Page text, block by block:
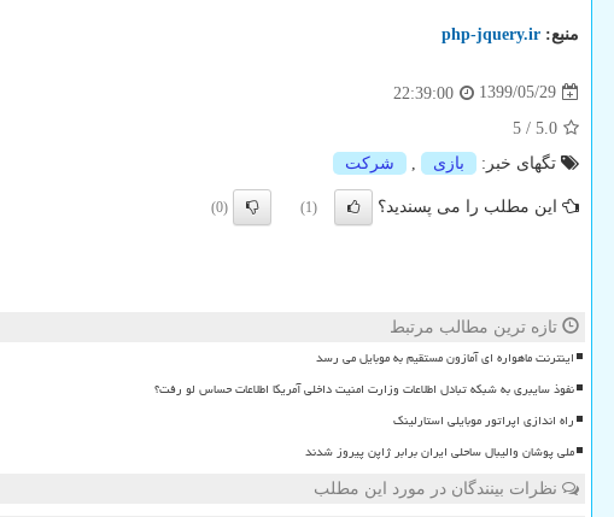
منبع: php-jquery.ir
1399/05/29
22:39:00
5.0
/
5
تگهای خبر:
بازی شركت
این مطلب را می پسندید؟ (1)
(0)
تازه ترین مطالب مرتبط
اینترنت ماهواره ای آمازون مستقیم به موبایل می رسد
نفوذ سایبری به شبکه تبادل اطلاعات وزارت امنیت داخلی آمریکا اطلاعات حساس لو رفت؟
راه اندازی اپراتور موبایلی استارلینک
ملی پوشان والیبال ساحلی ایران برابر ژاپن پیروز شدند
نظرات بینندگان در مورد این مطلب